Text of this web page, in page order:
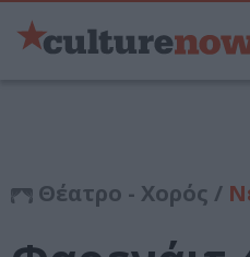
Θέατρο - Χορός /